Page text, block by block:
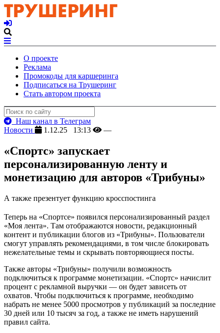
О проекте
Реклама
Промокоды для каршеринга
Подписаться на Трушеринг
Стать автором проекта
Наш канал в Телеграм
Новости
1.12.25 13:13 —
«Спортс» запускает
персонализированную ленту и
монетизацию для авторов «Трибуны»
А также презентует функцию кросспостинга
Теперь на «Спортсе» появился персонализированный раздел
«Моя лента». Там отображаются новости, редакционный
контент и публикации блогов из «Трибуны». Пользователи
смогут управлять рекомендациями, в том числе блокировать
нежелательные темы и скрывать повторяющиеся посты.
Также авторы «Трибуны» получили возможность
подключиться к программе монетизации. «Спортс» начислит
процент с рекламной выручки — он будет зависеть от
охватов. Чтобы подключиться к программе, необходимо
набрать не менее 5000 просмотров у публикаций за последние
30 дней или 10 тысяч за год, а также не иметь нарушений
правил сайта.